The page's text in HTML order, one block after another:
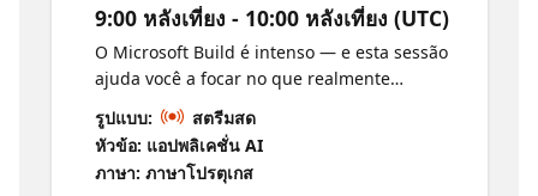
9:00 หลังเที่ยง - 10:00 หลังเที่ยง (UTC)
O Microsoft Build é intenso — e esta sessão
ajuda você a focar no que realmente
importa. Ouça as perspectivas de DevRel e
GitHub sobre os principais temas, as
novidades e quais sessões são imperdíveis.
Saia com um plano simples para montar sua
รูปแบบ:
สตรีมสด
หัวข้อ: แอปพลิเคชั่น AI
ภาษา: ภาษาโปรตุเกส